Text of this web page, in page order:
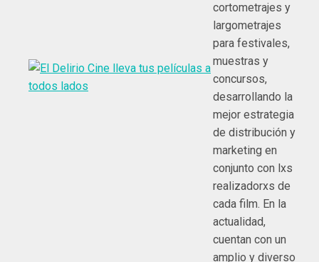
cortometrajes y
largometrajes
para festivales,
muestras y
concursos,
desarrollando la
mejor estrategia
de distribución y
marketing en
conjunto con lxs
realizadorxs de
cada film. En la
actualidad,
cuentan con un
amplio y diverso